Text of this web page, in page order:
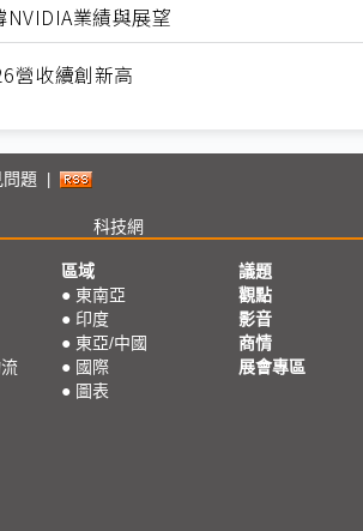
業績與展望
營收續創新高
問題
科技網
區域
● 東南亞
● 印度
● 東亞/中國
● 國際
● 圖表
議題
觀點
影音
商情
展會專區